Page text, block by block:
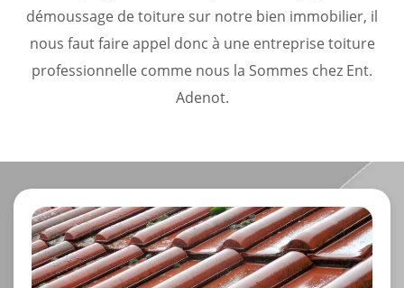
démoussage de toiture sur notre bien immobilier, il
nous faut faire appel donc à une entreprise toiture
professionnelle comme nous la Sommes chez Ent.
Adenot.